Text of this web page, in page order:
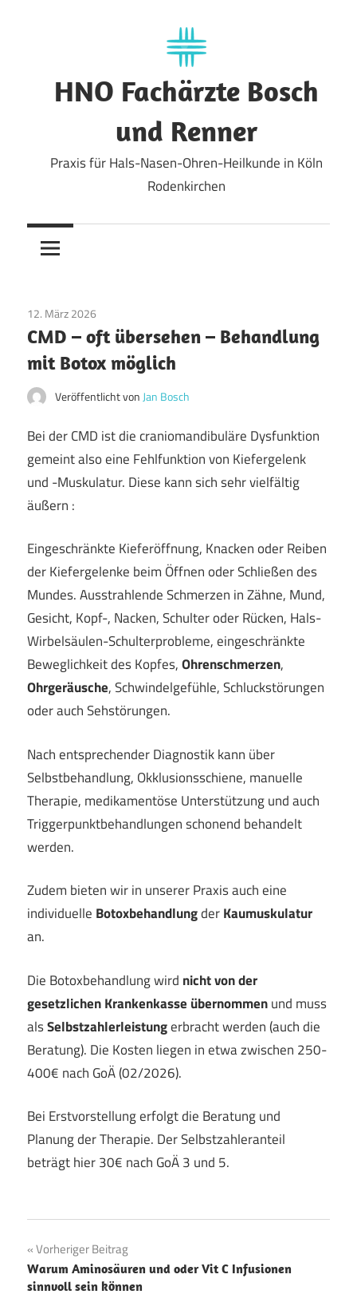
HNO Fachärzte Bosch
und Renner
Praxis für Hals-Nasen-Ohren-Heilkunde in Köln
Rodenkirchen
12. März 2026
CMD – oft übersehen – Behandlung
mit Botox möglich
Veröffentlicht von Jan Bosch
Bei der CMD ist die craniomandibuläre Dysfunktion
gemeint also eine Fehlfunktion von Kiefergelenk
und -Muskulatur. Diese kann sich sehr vielfältig
äußern :
Eingeschränkte Kieferöffnung, Knacken oder Reiben
der Kiefergelenke beim Öffnen oder Schließen des
Mundes. Ausstrahlende Schmerzen in Zähne, Mund,
Gesicht, Kopf-, Nacken, Schulter oder Rücken, Hals-
Wirbelsäulen-Schulterprobleme, eingeschränkte
Beweglichkeit des Kopfes,Ohrenschmerzen,
Ohrgeräusche, Schwindelgefühle, Schluckstörungen
oder auch Sehstörungen.
Nach entsprechender Diagnostik kann über
Selbstbehandlung, Okklusionsschiene, manuelle
Therapie, medikamentöse Unterstützung und auch
Triggerpunktbehandlungen schonend behandelt
werden.
Zudem bieten wir in unserer Praxis auch eine
individuelle BotoxbehandlungderKaumuskulatur
an.
Die Botoxbehandlung wird nichtvon der
gesetzlichen Krankenkasse übernommenund muss
alsSelbstzahlerleistungerbracht werden (auch die
Beratung). Die Kosten liegen in etwa zwischen 250-
400€ nach GoÄ (02/2026).
Bei Erstvorstellung erfolgt die Beratung und
Planung der Therapie. Der Selbstzahleranteil
beträgt hier 30€ nach GoÄ 3 und 5.
Beitragsnavigation
Vorheriger Beitrag
Warum Aminosäuren und oder Vit C Infusionen
sinnvoll sein können